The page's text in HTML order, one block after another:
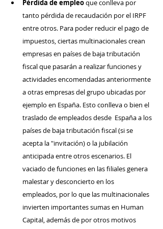
Pérdida de empleo que conlleva por
tanto pérdida de recaudación por el IRPF
entre otros. Para poder reducir el pago de
impuestos, ciertas multinacionales crean
empresas en países de baja tributación
fiscal que pasarán a realizar funciones y
actividades encomendadas anteriormente
a otras empresas del grupo ubicadas por
ejemplo en España. Esto conlleva o bien el
traslado de empleados desde  España a los
países de baja tributación fiscal (si se
acepta la "invitación) o la jubilación
anticipada entre otros escenarios. El
vaciado de funciones en las filiales genera
malestar y desconcierto en los
empleados, por lo que las multinacionales
invierten importantes sumas en Human
Capital, además de por otros motivos